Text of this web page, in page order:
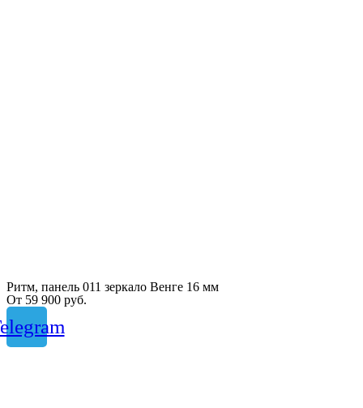
Ритм, панель 011 зеркало Венге 16 мм
От 59 900 руб.